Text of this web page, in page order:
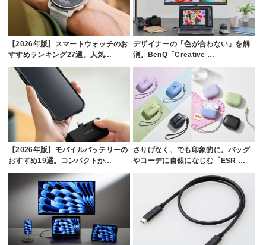
【2026年版】スマートウォッチのお
すすめランキング27選。人気…
デザイナーの「色が合わない」を解
消。BenQ「Creative …
【2026年版】モバイルバッテリーの
おすすめ19選。コンパクトか…
さりげなく、でも印象的に。バッグ
やコーデに自然になじむ「ESR …